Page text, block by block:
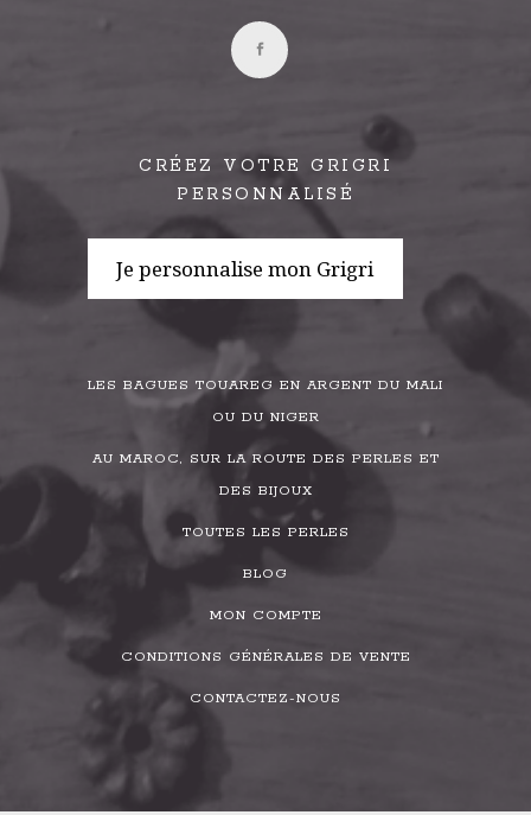
CRÉEZ VOTRE GRIGRI
PERSONNALISÉ
Je personnalise mon Grigri
LES BAGUES TOUAREG EN ARGENT DU MALI
OU DU NIGER
AU MAROC, SUR LA ROUTE DES PERLES ET
DES BIJOUX
TOUTES LES PERLES
BLOG
MON COMPTE
CONDITIONS GÉNÉRALES DE VENTE
CONTACTEZ-NOUS